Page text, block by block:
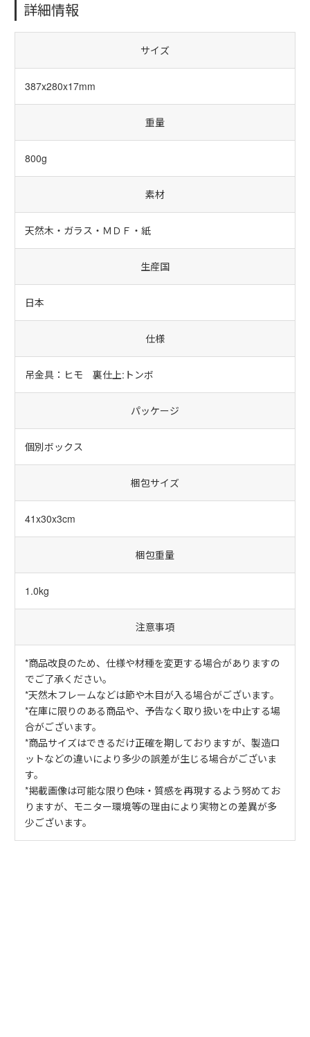
詳細情報
サイズ
387x280x17mm
重量
800g
素材
天然木・ガラス・ＭＤＦ・紙
生産国
日本
仕様
吊金具：ヒモ 裏仕上:トンボ
パッケージ
個別ボックス
梱包サイズ
41x30x3cm
梱包重量
1.0kg
注意事項
*商品改良のため、仕様や材種を変更する場合がありますの
でご了承ください。
*天然木フレームなどは節や木目が入る場合がございます。
*在庫に限りのある商品や、予告なく取り扱いを中止する場
合がございます。
*商品サイズはできるだけ正確を期しておりますが、製造ロ
ットなどの違いにより多少の誤差が生じる場合がございま
す。
*掲載画像は可能な限り色味・質感を再現するよう努めてお
りますが、モニター環境等の理由により実物との差異が多
少ございます。